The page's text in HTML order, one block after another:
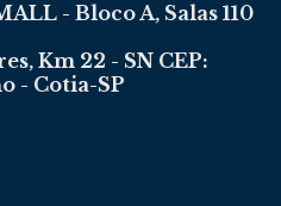
- Bloco A, Salas 110
Km 22 - SN CEP:
- Cotia-SP